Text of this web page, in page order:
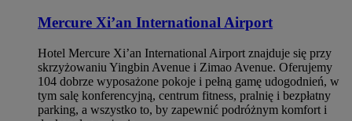
Mercure Xi’an International Airport
Hotel Mercure Xi’an International Airport znajduje się przy
skrzyżowaniu Yingbin Avenue i Zimao Avenue. Oferujemy
104 dobrze wyposażone pokoje i pełną gamę udogodnień, w
tym salę konferencyjną, centrum fitness, pralnię i bezpłatny
parking, a wszystko to, by zapewnić podróżnym komfort i